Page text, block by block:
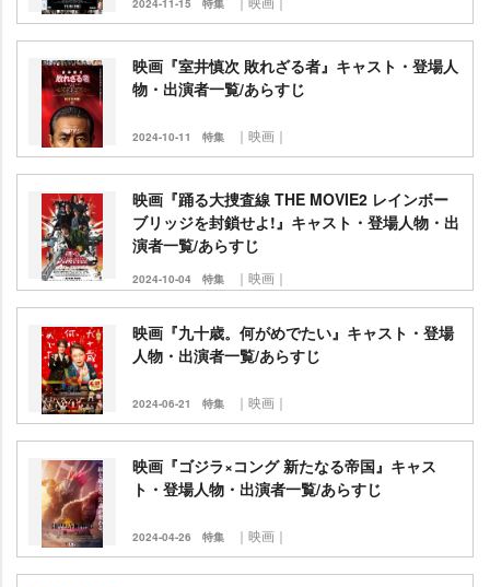
2024-11-15 特集
映画『室井慎次 敗れざる者』キャスト・登場人
物・出演者一覧/あらすじ
2024-10-11 特集 ｜映画｜
映画『踊る大捜査線 THE MOVIE2 レインボー
ブリッジを封鎖せよ!』キャスト・登場人物・出
演者一覧/あらすじ
2024-10-04 特集 ｜映画｜
映画『九十歳。何がめでたい』キャスト・登場
人物・出演者一覧/あらすじ
2024-06-21 特集 ｜映画｜
映画『ゴジラ×コング 新たなる帝国』キャス
ト・登場人物・出演者一覧/あらすじ
2024-04-26 特集 ｜映画｜